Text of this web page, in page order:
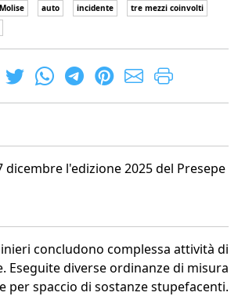
auto incidente
tre mezzi coinvolti
dicembre l'edizione 2025 del Presepe
concludono complessa attività di
Eseguite diverse ordinanze di misura
per spaccio di sostanze stupefacenti.